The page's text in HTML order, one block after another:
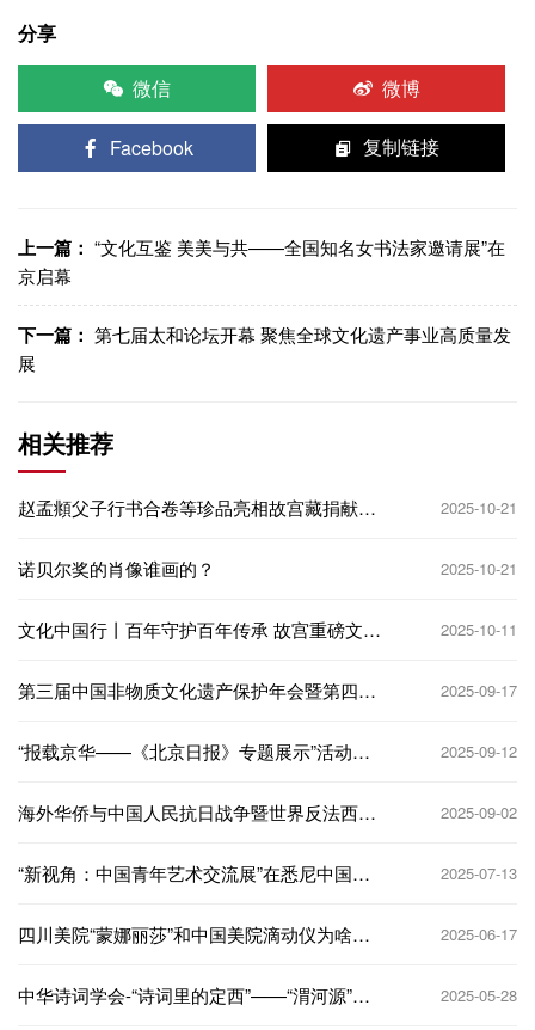
分享
微信
微博
Facebook 复制链接
上一篇： “文化互鉴 美美与共——全国知名女书法家邀请展”在
京启幕
下一篇： 第七届太和论坛开幕 聚焦全球文化遗产事业高质量发
展
相关推荐
赵孟頫父子行书合卷等珍品亮相故宫藏捐献文
2025-10-21
诺贝尔奖的肖像谁画的？ 2025-10-21
文化中国行丨百年守护百年传承 故宫重磅文物
2025-10-11
第三届中国非物质文化遗产保护年会暨第四届
2025-09-17
“报载京华——《北京日报》专题展示”活动在
2025-09-12
海外华侨与中国人民抗日战争暨世界反法西斯
2025-09-02
“新视角：中国青年艺术交流展”在悉尼中国文
2025-07-13
四川美院“蒙娜丽莎”和中国美院滴动仪为啥能
2025-06-17
中华诗词学会-“诗词里的定西”——“渭河源”文
2025-05-28